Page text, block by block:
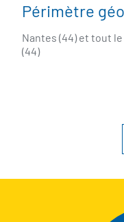
Périmètre
Nantes (44) et tout
(44)